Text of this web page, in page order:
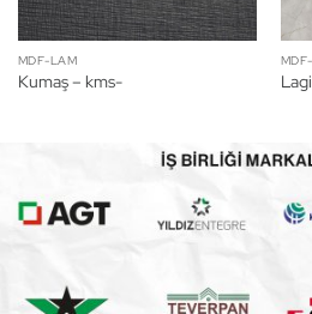
MDF-LAM
Kumaş – kms-